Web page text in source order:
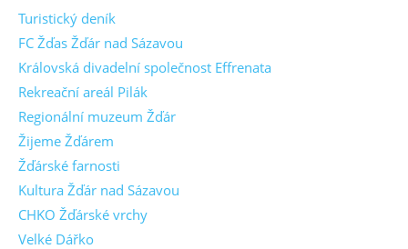
Turistický deník
FC Žďas Žďár nad Sázavou
Královská divadelní společnost Effrenata
Rekreační areál Pilák
Regionální muzeum Žďár
Žijeme Žďárem
Žďárské farnosti
Kultura Žďár nad Sázavou
CHKO Žďárské vrchy
Velké Dářko